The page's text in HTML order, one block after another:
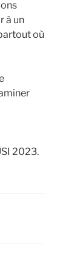
à un
où
2023.